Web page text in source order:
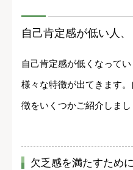
自己肯定感が低い人
自己肯定感が低くなって
様々な特徴が出てきます
徴をいくつかご紹介しまし
欠乏感を満たすため